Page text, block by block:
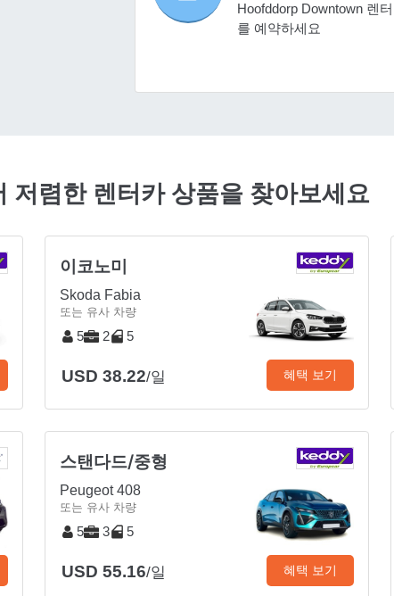
Hoofddorp Downtown 렌
를 예약하세요
렴한 렌터카 상품을 찾아보세요
이코노미
Skoda Fabia
또는 유사 차량
5 2 5
USD 38.22/일 혜택 보기
스탠다드/중형
Peugeot 408
또는 유사 차량
5 3 5
USD 55.16/일 혜택 보기